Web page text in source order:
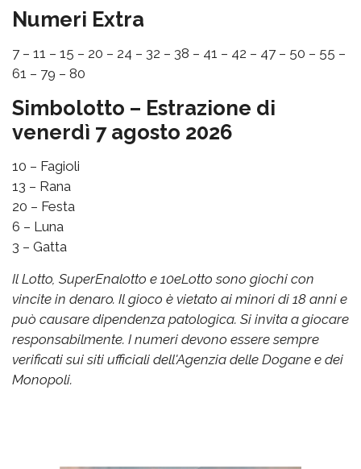
Numeri Extra
7 – 11 – 15 – 20 – 24 – 32 – 38 – 41 – 42 – 47 – 50 – 55 –
61 – 79 – 80
Simbolotto – Estrazione di
venerdì 7 agosto 2026
10 – Fagioli
13 – Rana
20 – Festa
6 – Luna
3 – Gatta
Il Lotto, SuperEnalotto e 10eLotto sono giochi con
vincite in denaro. Il gioco è vietato ai minori di 18 anni e
può causare dipendenza patologica. Si invita a giocare
responsabilmente. I numeri devono essere sempre
verificati sui siti ufficiali dell'Agenzia delle Dogane e dei
Monopoli.